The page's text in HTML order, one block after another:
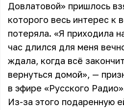
Довлатовой» пришлось
которого весь интерес к
потеряла. «Я приходила
час длился для меня
ждала, когда всё
вернуться домой», —
в эфире «Русского
Из-за этого подаренную